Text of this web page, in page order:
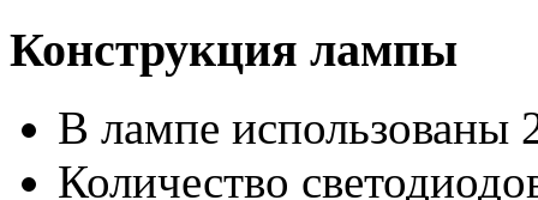
Конструкция лампы
В лампе использованы
Количество